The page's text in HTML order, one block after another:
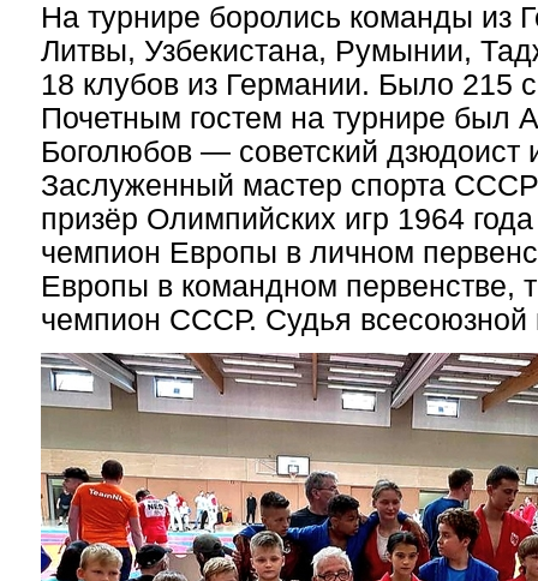
На турнире боролись команды из
Литвы, Узбекистана, Румынии,
18 клубов из Германии. Было 215
Почетным гостем на турнире был
Боголюбов — советский дзюдоист
Заслуженный мастер спорта
призёр Олимпийских игр 1964
чемпион Европы в личном
Европы в командном первенстве,
чемпион СССР. Судья всесоюзной